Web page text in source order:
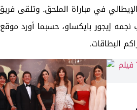
في مباراة الملحق. وتلقى
إيجور بايكساو، حسبما أورد
البطاقات.